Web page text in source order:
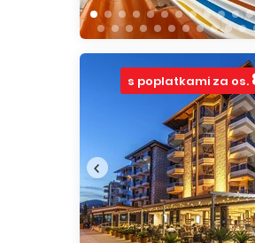
s poplatkami za os.